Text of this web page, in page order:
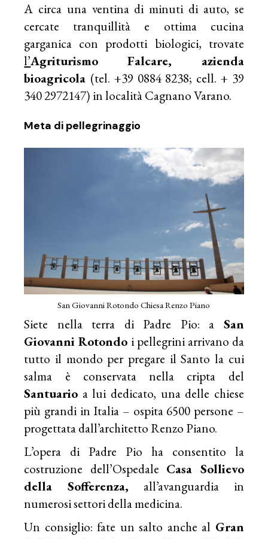
A circa una ventina di minuti di auto, se
cercate tranquillità e ottima cucina
garganica con prodotti biologici, trovate
l’Agriturismo Falcare, azienda
bioagricola (tel. +39 0884 8238; cell. + 39
340 2972147) in località Cagnano Varano.
Meta di pellegrinaggio
San Giovanni Rotondo Chiesa Renzo Piano
Siete nella terra di Padre Pio: a San
Giovanni Rotondo i pellegrini arrivano da
tutto il mondo per pregare il Santo la cui
salma è conservata nella cripta del
Santuario a lui dedicato, una delle chiese
più grandi in Italia – ospita 6500 persone –
progettata dall’architetto Renzo Piano.
L’opera di Padre Pio ha consentito la
costruzione dell’Ospedale Casa Sollievo
della Sofferenza, all’avanguardia in
numerosi settori della medicina.
Un consiglio: fate un salto anche al Gran